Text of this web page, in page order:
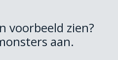
voorbeeld zien?
aan.